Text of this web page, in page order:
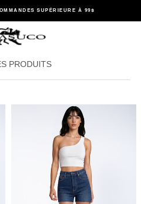
SUPÉRIEURE À 99$
PRODUITS